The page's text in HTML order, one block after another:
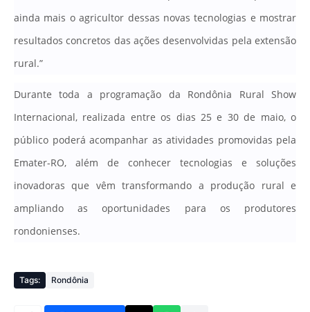
ainda mais o agricultor dessas novas tecnologias e mostrar
resultados concretos das ações desenvolvidas pela extensão
rural.”
Durante toda a programação da Rondônia Rural Show
Internacional, realizada entre os dias 25 e 30 de maio, o
público poderá acompanhar as atividades promovidas pela
Emater-RO, além de conhecer tecnologias e soluções
inovadoras que vêm transformando a produção rural e
ampliando as oportunidades para os produtores
rondonienses.
Tags: Rondônia